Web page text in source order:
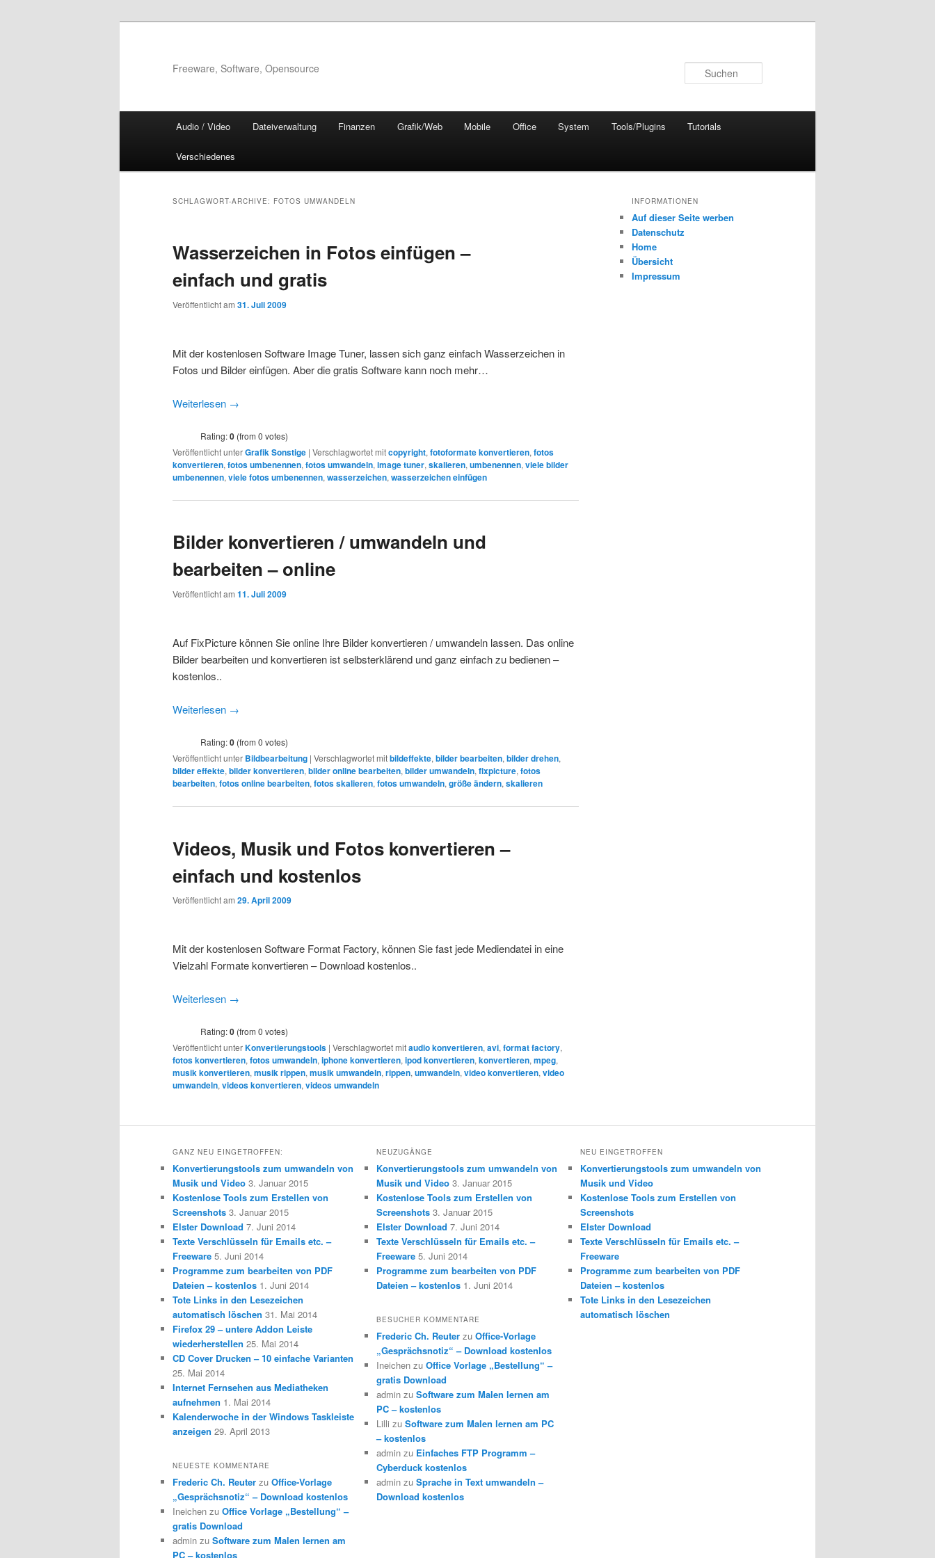
Freeware, Software, Opensource
Audio / Video Dateiverwaltung Finanzen Grafik/Web Mobile Office System Tools/Plugins Tutorials
Verschiedenes
SCHLAGWORT-ARCHIVE: FOTOS UMWANDELN
Wasserzeichen in Fotos einfügen –
einfach und gratis
Veröffentlicht am 31. Juli 2009
Mit der kostenlosen Software Image Tuner, lassen sich ganz einfach Wasserzeichen in
Fotos und Bilder einfügen. Aber die gratis Software kann noch mehr…
Weiterlesen →
Rating:0 (from 0 votes)
Veröffentlicht unterGrafik Sonstige | Verschlagwortet mitcopyright, fotoformate konvertieren, fotos
konvertieren, fotos umbenennen, fotos umwandeln, image tuner, skalieren, umbenennen, viele bilder
umbenennen, viele fotos umbenennen, wasserzeichen, wasserzeichen einfügen
Bilder konvertieren / umwandeln und
bearbeiten – online
Veröffentlicht am 11. Juli 2009
Auf FixPicture können Sie online Ihre Bilder konvertieren / umwandeln lassen. Das online
Bilder bearbeiten und konvertieren ist selbsterklärend und ganz einfach zu bedienen –
kostenlos..
Weiterlesen →
Rating:0 (from 0 votes)
Veröffentlicht unter Bildbearbeitung | Verschlagwortet mitbildeffekte, bilder bearbeiten, bilder drehen,
bilder effekte, bilder konvertieren, bilder online bearbeiten, bilder umwandeln, fixpicture, fotos
bearbeiten, fotos online bearbeiten, fotos skalieren, fotos umwandeln, größe ändern, skalieren
Videos, Musik und Fotos konvertieren –
einfach und kostenlos
Veröffentlicht am 29. April 2009
Mit der kostenlosen Software Format Factory, können Sie fast jede Mediendatei in eine
Vielzahl Formate konvertieren – Download kostenlos..
Weiterlesen →
Rating:0 (from 0 votes)
Veröffentlicht unterKonvertierungstools | Verschlagwortet mitaudio konvertieren, avi, format factory,
fotos konvertieren, fotos umwandeln, iphone konvertieren, ipod konvertieren, konvertieren, mpeg,
musik konvertieren, musik rippen, musik umwandeln, rippen, umwandeln, video konvertieren, video
umwandeln, videos konvertieren, videos umwandeln
INFORMATIONEN
Auf dieser Seite werben
Datenschutz
Home
Übersicht
Impressum
GANZ NEU EINGETROFFEN:
Konvertierungstools zum umwandeln von
Musik und Video 3. Januar 2015
Kostenlose Tools zum Erstellen von
Screenshots 3. Januar 2015
Elster Download 7. Juni 2014
Texte Verschlüsseln für Emails etc. –
Freeware 5. Juni 2014
Programme zum bearbeiten von PDF
Dateien – kostenlos 1. Juni 2014
Tote Links in den Lesezeichen
automatisch löschen 31. Mai 2014
Firefox 29 – untere Addon Leiste
wiederherstellen 25. Mai 2014
CD Cover Drucken – 10 einfache Varianten
25. Mai 2014
Internet Fernsehen aus Mediatheken
aufnehmen 1. Mai 2014
Kalenderwoche in der Windows Taskleiste
anzeigen 29. April 2013
NEUESTE KOMMENTARE
Frederic Ch. Reuter zu Office-Vorlage
„Gesprächsnotiz“ – Download kostenlos
Ineichen zu Office Vorlage „Bestellung“ –
gratis Download
admin zu Software zum Malen lernen am
PC – kostenlos
NEUZUGÄNGE
Konvertierungstools zum umwandeln von
Musik und Video 3. Januar 2015
Kostenlose Tools zum Erstellen von
Screenshots 3. Januar 2015
Elster Download 7. Juni 2014
Texte Verschlüsseln für Emails etc. –
Freeware 5. Juni 2014
Programme zum bearbeiten von PDF
Dateien – kostenlos 1. Juni 2014
BESUCHER KOMMENTARE
Frederic Ch. Reuterzu Office-Vorlage
„Gesprächsnotiz“ – Download kostenlos
Ineichenzu Office Vorlage „Bestellung“ –
gratis Download
adminzu Software zum Malen lernen am
PC – kostenlos
Lilli zu Software zum Malen lernen am PC
– kostenlos
adminzu Einfaches FTP Programm –
Cyberduck kostenlos
adminzu Sprache in Text umwandeln –
Download kostenlos
NEU EINGETROFFEN
Konvertierungstools zum umwandeln von
Musik und Video
Kostenlose Tools zum Erstellen von
Screenshots
Elster Download
Texte Verschlüsseln für Emails etc. –
Freeware
Programme zum bearbeiten von PDF
Dateien – kostenlos
Tote Links in den Lesezeichen
automatisch löschen